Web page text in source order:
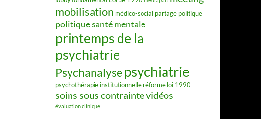
mobilisation médico-social partage politique
politique santé mentale
printemps de la
psychiatrie
Psychanalyse psychiatrie
psychothérapie institutionnelle réforme loi 1990
soins sous contraintevidéos
évaluation clinique